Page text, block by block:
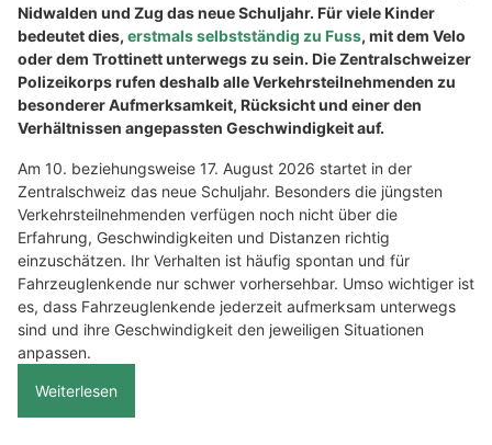
Nidwalden und Zug das neue Schuljahr. Für viele Kinder
bedeutet dies, erstmals selbstständig zu Fuss, mit dem Velo
oder dem Trottinett unterwegs zu sein. Die Zentralschweizer
Polizeikorps rufen deshalb alle Verkehrsteilnehmenden zu
besonderer Aufmerksamkeit, Rücksicht und einer den
Verhältnissen angepassten Geschwindigkeit auf.
Am 10. beziehungsweise 17. August 2026 startet in der
Zentralschweiz das neue Schuljahr. Besonders die jüngsten
Verkehrsteilnehmenden verfügen noch nicht über die
Erfahrung, Geschwindigkeiten und Distanzen richtig
einzuschätzen. Ihr Verhalten ist häufig spontan und für
Fahrzeuglenkende nur schwer vorhersehbar. Umso wichtiger ist
es, dass Fahrzeuglenkende jederzeit aufmerksam unterwegs
sind und ihre Geschwindigkeit den jeweiligen Situationen
anpassen.
Weiterlesen